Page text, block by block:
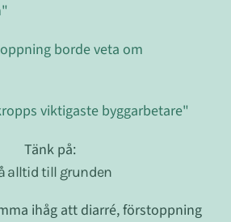
borde veta om
viktigaste byggarbetare"
Tänk på:
alltid till grunden
ihåg att diarré, förstoppning